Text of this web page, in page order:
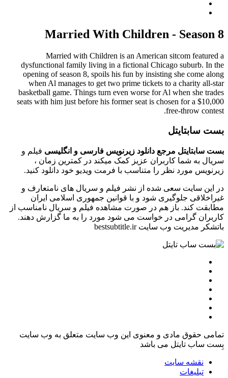
Married With Children - Season 8
Married with Children is an American sitcom featured a
dysfunctional family living in a fictional Chicago suburb. In the
opening of season 8, spoils his fun by insisting she come along
when Al manages to get two prime tickets to a charity all-star
basketball game. Things turn even worse for Al when she trades
seats with him just before his former seat is chosen for a $10,000
free-throw contest.
بست سابتایتل
بست سابتایتل مرجع دانلود زیرنویس فارسی و انگلیسی فیلم و
سریال به شما کاربران عزیز کمک میکند در کمترین زمان ،
زیرنویس مورد نظر را متناسب با فرمت ویدیو خود دانلود کنید.
در این سایت سعی شده از نشر فیلم و سریال های نامتعارف و
غیراخلاقی جلوگیری شود و با قوانین جمهوری اسلامی ایران
مطابقت کند. باز هم در صورت مشاهده فیلم و سریال نامناسب از
کاربران گرامی در خواست می شود مورد را به ما گزارش دهند.
باتشکر مدیریت وب سایت bestsubtitle.ir
تمامی حقوق مادی و معنوی این وب سایت متعلق به وب سایت
بِست ساب تایتل می باشد
نقشه سایت
تبلیغات